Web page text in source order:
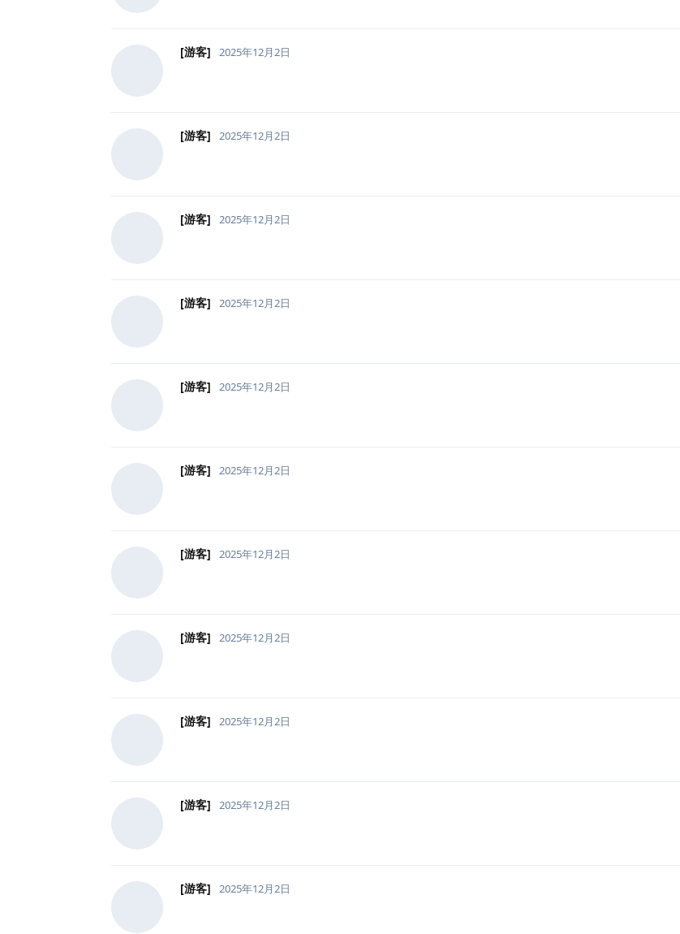
[游客] 2025年12月2日
[游客] 2025年12月2日
[游客] 2025年12月2日
[游客] 2025年12月2日
[游客] 2025年12月2日
[游客] 2025年12月2日
[游客] 2025年12月2日
[游客] 2025年12月2日
[游客] 2025年12月2日
[游客] 2025年12月2日
[游客] 2025年12月2日